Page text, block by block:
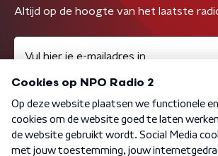
Altijd op de hoogte van het laatste
Algemene voorwaarden